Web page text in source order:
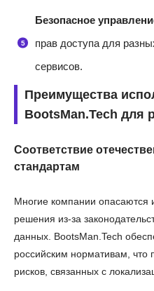
Безопасное
прав доступа для
сервисов.
Преимущества
BootsMan.Tech для
Соответствие
стандартам
Многие компании опасаются
решения из-за
данных. BootsMan.Tech
российским нормативам, что
рисков, связанных с